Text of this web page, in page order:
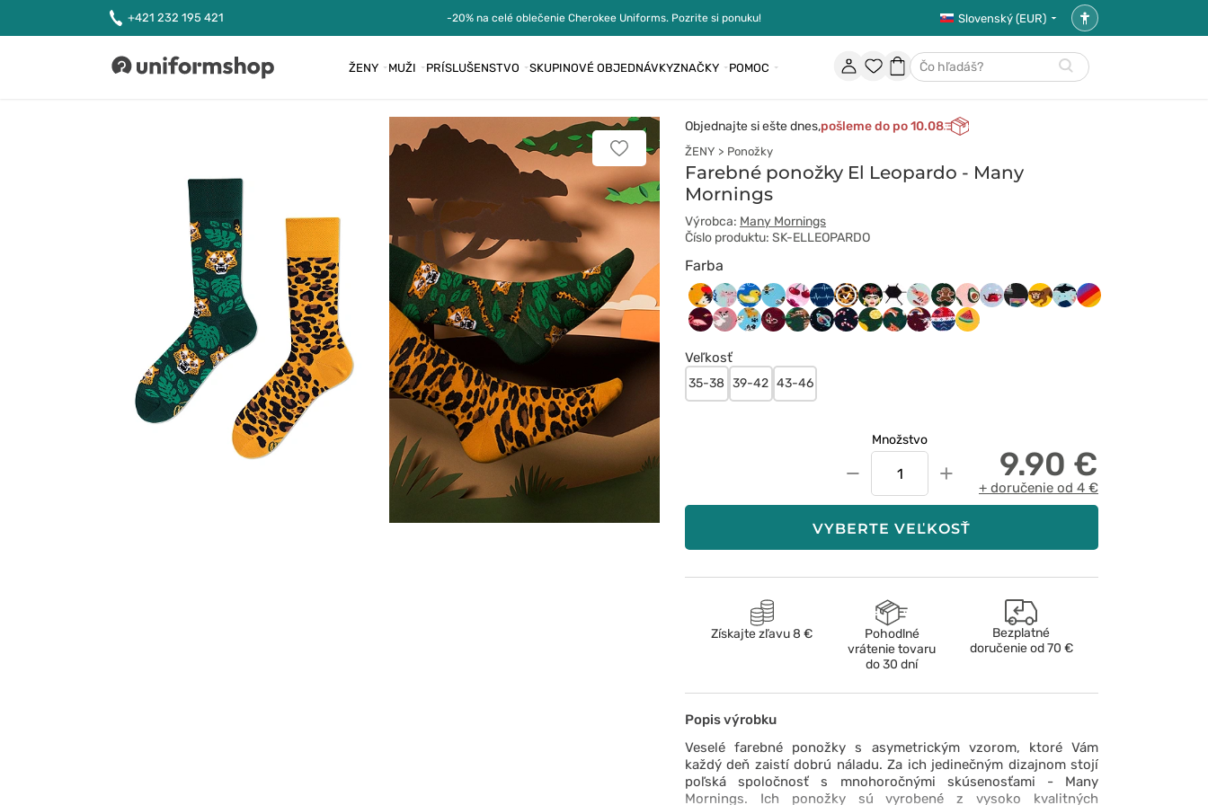
+421 232 195 421 -20% na celé oblečenie Cherokee Uniforms. Pozrite si ponuku! Slovenský (EUR)
Nastavenia
prístupnosti
Uniformshop
ŽENY MUŽI PRÍSLUŠENSTVO SKUPINOVÉ OBJEDNÁVKYZNAČKY POMOC ÚčetObľúbené
Nákupný
Hľadať
Pridať
k
obľúbeným
Objednajte si ešte dnes,pošleme do po 10.08
ŽENY Ponožky
Farebné ponožky El Leopardo - Many
Mornings
Výrobca: Many Mornings
Číslo produktu: SK-ELLEOPARDO
Farba
Apple_HedGeHog
Axolotls
Bath_Ducks
Bee_Bee
Cherry_Blossom
dr_Sock
El_Leopardo
Feel_Frida
Football_Fan
Frutti_Di_Mare
Gingerbread_Man
Green_Avocado
HyggeInsta_Snap
Monkey_Business
Ocean_Life
Pink_Flamingo
Playful_Cat
Playful_Dog
Red_Panda
Sloth_Life
Space_trip
Sweet_X-
The_Lemons
The_Red_Fox
The_Unicorn
Warm_Rudolph
Watermelon_Splash
Veľkosť
35-38 39-42 43-46
Množstvo
− + 9.90 €
+ doručenie od 4 €
VYBERTE VEĽKOSŤ
Získajte zľavu 8 €
Pohodlné
vrátenie tovaru
do 30 dní
Bezplatné
doručenie od70 €
Popis výrobku
Veselé farebné ponožky s asymetrickým vzorom, ktoré Vám
každý deň zaistí dobrú náladu. Za ich jedinečným dizajnom stojí
poľská spoločnosť s mnohoročnými skúsenosťami - Many
Mornings. Ich ponožky sú vyrobené z vysoko kvalitných